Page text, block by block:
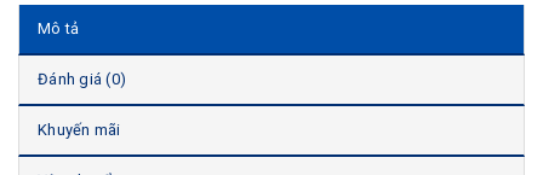
Mô tả
Đánh giá (0)
Khuyến mãi